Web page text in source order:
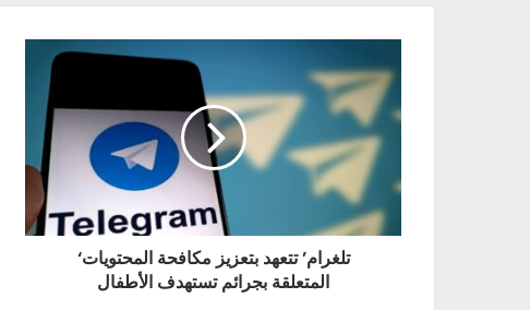
‘تلغرام’ تتعهد بتعزيز مكافحة المحتويات
المتعلقة بجرائم تستهدف الأطفال